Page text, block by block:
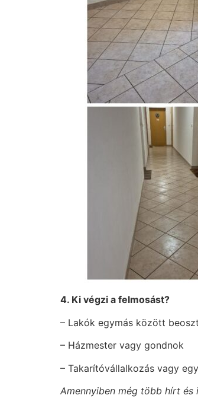
4. Ki végzi a felmosást?
– Lakók egymás között
– Házmester vagy gondnok
– Takarítóvállalkozás vagy
Amennyiben még több hírt